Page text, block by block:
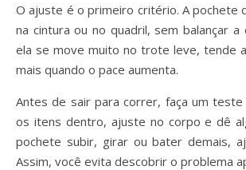
O ajuste é o primeiro critério. A pochete
na cintura ou no quadril, sem balançar a
ela se move muito no trote leve, tende
mais quando o pace aumenta.
Antes de sair para correr, faça um teste
os itens dentro, ajuste no corpo e dê
pochete subir, girar ou bater demais,
Assim, você evita descobrir o problema